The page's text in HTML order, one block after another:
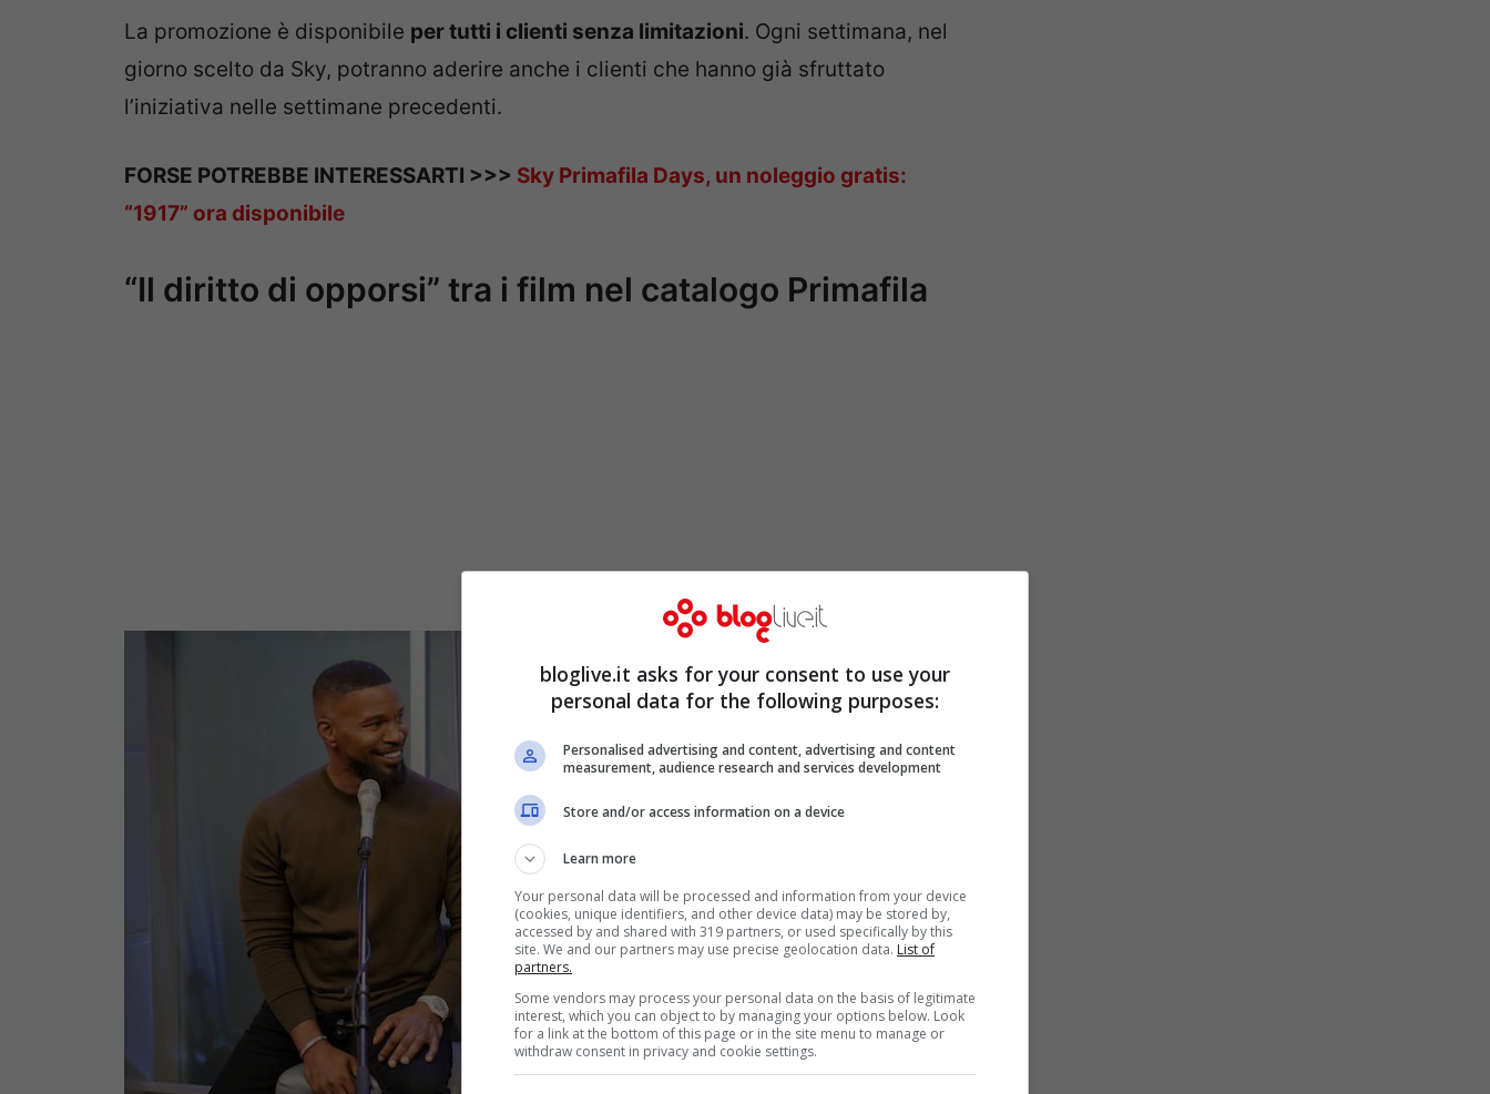
La promozione è disponibile per tutti i clienti senza limitazioni. Ogni settimana, nel
giorno scelto da Sky, potranno aderire anche i clienti che hanno già sfruttato
l’iniziativa nelle settimane precedenti.
FORSE POTREBBE INTERESSARTI >>> Sky Primafila Days, un noleggio gratis:
“1917” ora disponibile
“Il diritto di opporsi” tra i film nel catalogo Primafila
bloglive.it asks for your consent to use your
personal data for the following purposes:
Personalised advertising and content, advertising and content
measurement, audience research and services development
Store and/or access information on a device
Learn more
Your personal data will be processed and information from your device
(cookies, unique identifiers, and other device data) may be stored by,
accessed by and shared with 319 partners, or used specifically by this
site. We and our partners may use precise geolocation data. List of
partners.
Some vendors may process your personal data on the basis of legitimate
interest, which you can object to by managing your options below. Look
for a link at the bottom of this page or in the site menu to manage or
withdraw consent in privacy and cookie settings.